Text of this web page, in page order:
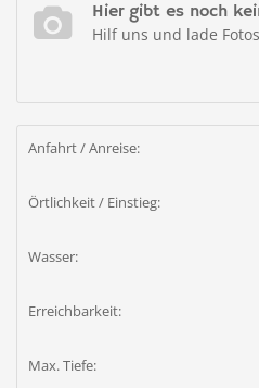
Hier gibt es noch
Hilf uns und lade
Anfahrt / Anreise:
Örtlichkeit / Einstieg:
Wasser:
Erreichbarkeit:
Max. Tiefe: